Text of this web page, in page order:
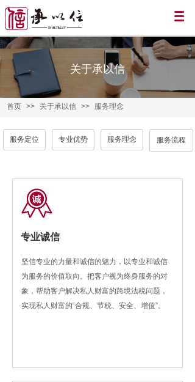
关于承以信
首页 >> 关于承以信 >> 服务理念
服务流程
服务理念
服务定位 专业优势
专业诚信
坚信专业的力量和诚信的魅力，以专业和诚信
为服务的价值取向。把客户视为终身服务的对
象，帮助客户解决私人财富的跨境法税问题，
实现私人财富的“合规、节税、安全、增值”。